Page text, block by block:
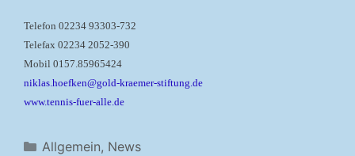
Telefon 02234 93303-732
Telefax 02234 2052-390
Mobil 0157.85965424
niklas.hoefken@gold-kraemer-stiftung.de
www.tennis-fuer-alle.de
Kategorien
Allgemein, News